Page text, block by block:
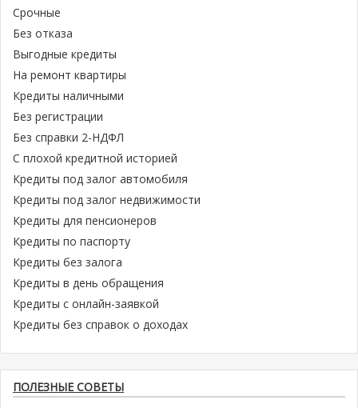
Срочные
Без отказа
Выгодные кредиты
На ремонт квартиры
Кредиты наличными
Без регистрации
Без справки 2-НДФЛ
С плохой кредитной историей
Кредиты под залог автомобиля
Кредиты под залог недвижимости
Кредиты для пенсионеров
Кредиты по паспорту
Кредиты без залога
Кредиты в день обращения
Кредиты с онлайн-заявкой
Кредиты без справок о доходах
ПОЛЕЗНЫЕ СОВЕТЫ